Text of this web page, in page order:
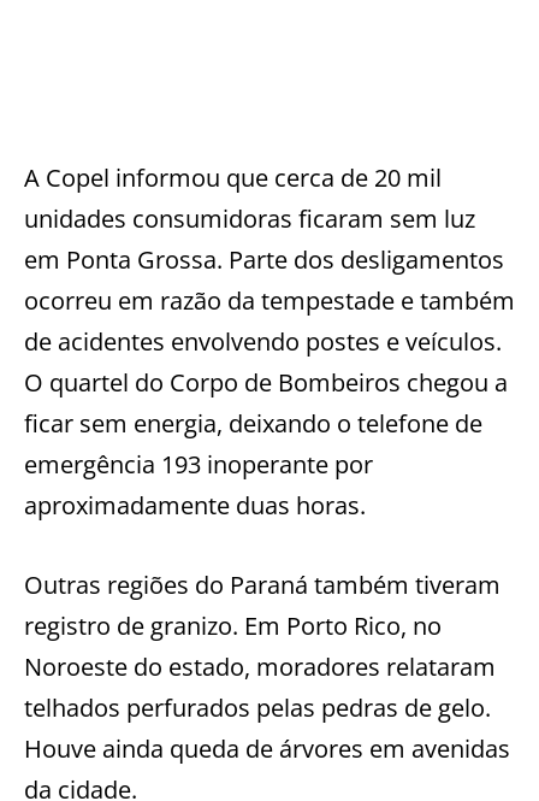
A Copel informou que cerca de 20 mil
unidades consumidoras ficaram sem luz
em Ponta Grossa. Parte dos desligamentos
ocorreu em razão da tempestade e também
de acidentes envolvendo postes e veículos.
O quartel do Corpo de Bombeiros chegou a
ficar sem energia, deixando o telefone de
emergência 193 inoperante por
aproximadamente duas horas.
Outras regiões do Paraná também tiveram
registro de granizo. Em Porto Rico, no
Noroeste do estado, moradores relataram
telhados perfurados pelas pedras de gelo.
Houve ainda queda de árvores em avenidas
da cidade.